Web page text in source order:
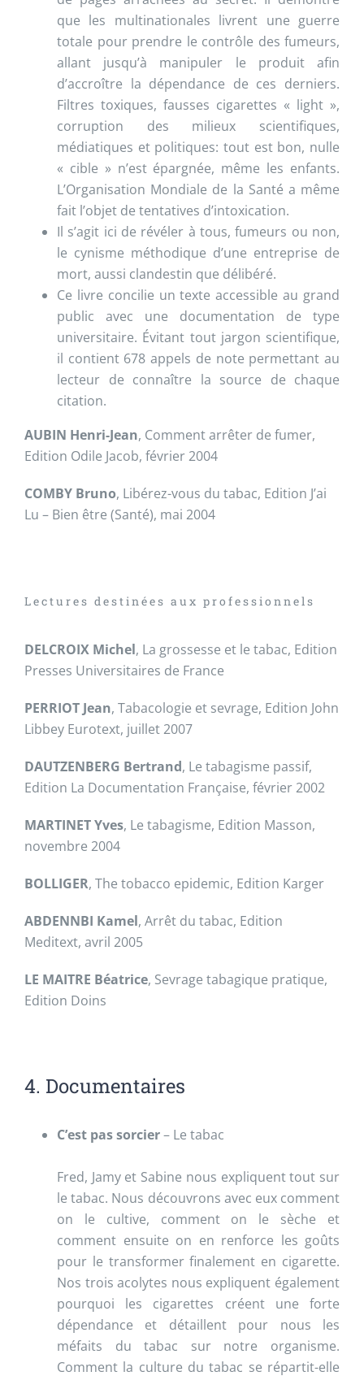
que les multinationales livrent une guerre
totale pour prendre le contrôle des fumeurs,
allant jusqu’à manipuler le produit afin
d’accroître la dépendance de ces derniers.
Filtres toxiques, fausses cigarettes « light »,
corruption des milieux scientifiques,
médiatiques et politiques: tout est bon, nulle
« cible » n’est épargnée, même les enfants.
L’Organisation Mondiale de la Santé a même
fait l’objet de tentatives d’intoxication.
Il s’agit ici de révéler à tous, fumeurs ou non,
le cynisme méthodique d’une entreprise de
mort, aussi clandestin que délibéré.
Ce livre concilie un texte accessible au grand
public avec une documentation de type
universitaire. Évitant tout jargon scientifique,
il contient 678 appels de note permettant au
lecteur de connaître la source de chaque
citation.
AUBIN Henri-Jean, Comment arrêter de fumer,
Edition Odile Jacob, février 2004
COMBY Bruno, Libérez-vous du tabac, Edition J’ai
Lu – Bien être (Santé), mai 2004
Lectures destinées aux professionnels
DELCROIX Michel, La grossesse et le tabac, Edition
Presses Universitaires de France
PERRIOT Jean, Tabacologie et sevrage, Edition John
Libbey Eurotext, juillet 2007
DAUTZENBERG Bertrand, Le tabagisme passif,
Edition La Documentation Française, février 2002
MARTINET Yves, Le tabagisme, Edition Masson,
novembre 2004
BOLLIGER, The tobacco epidemic, Edition Karger
ABDENNBI Kamel, Arrêt du tabac, Edition
Meditext, avril 2005
LE MAITRE Béatrice, Sevrage tabagique pratique,
Edition Doins
4. Documentaires
C’est pas sorcier– Le tabac
Fred, Jamy et Sabine nous expliquent tout sur
le tabac. Nous découvrons avec eux comment
on le cultive, comment on le sèche et
comment ensuite on en renforce les goûts
pour le transformer finalement en cigarette.
Nos trois acolytes nous expliquent également
pourquoi les cigarettes créent une forte
dépendance et détaillent pour nous les
méfaits du tabac sur notre organisme.
Comment la culture du tabac se répartit-elle